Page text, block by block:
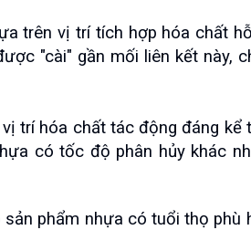
trên vị trí tích hợp hóa chất
"cài" gần mối liên kết này,
trí hóa chất tác động đáng
có tốc độ phân hủy khác
sản phẩm nhựa có tuổi thọ